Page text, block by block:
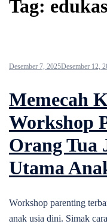
Tag:
Desember 7, 2025Desember 12,
Memecah
Workshop
Orang Tua
Utama
Workshop parenting
anak usia dini. Simak